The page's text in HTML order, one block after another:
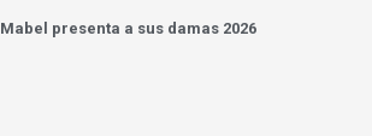
Mabel presenta a sus damas 2026